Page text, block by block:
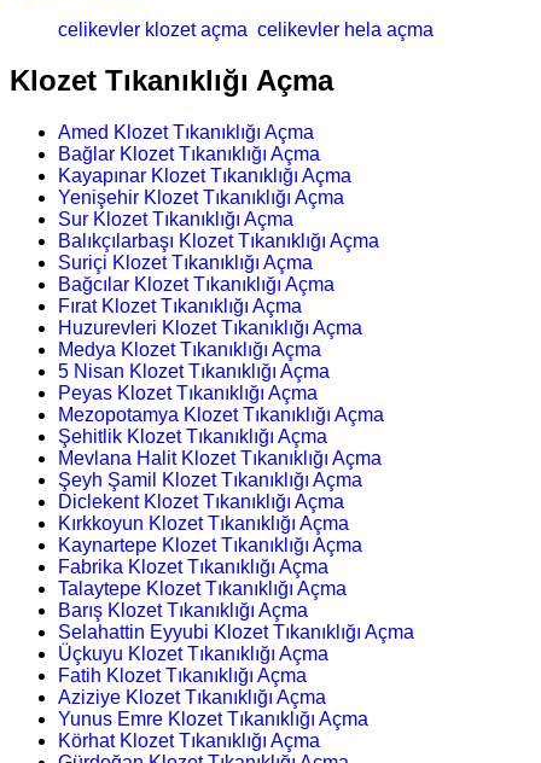
celikevler klozet açma celikevler hela açma
Klozet Tıkanıklığı Açma
Amed Klozet Tıkanıklığı Açma
Bağlar Klozet Tıkanıklığı Açma
Kayapınar Klozet Tıkanıklığı Açma
Yenişehir Klozet Tıkanıklığı Açma
Sur Klozet Tıkanıklığı Açma
Balıkçılarbaşı Klozet Tıkanıklığı Açma
Suriçi Klozet Tıkanıklığı Açma
Bağcılar Klozet Tıkanıklığı Açma
Fırat Klozet Tıkanıklığı Açma
Huzurevleri Klozet Tıkanıklığı Açma
Medya Klozet Tıkanıklığı Açma
5 Nisan Klozet Tıkanıklığı Açma
Peyas Klozet Tıkanıklığı Açma
Mezopotamya Klozet Tıkanıklığı Açma
Şehitlik Klozet Tıkanıklığı Açma
Mevlana Halit Klozet Tıkanıklığı Açma
Şeyh Şamil Klozet Tıkanıklığı Açma
Diclekent Klozet Tıkanıklığı Açma
Kırkkoyun Klozet Tıkanıklığı Açma
Kaynartepe Klozet Tıkanıklığı Açma
Fabrika Klozet Tıkanıklığı Açma
Talaytepe Klozet Tıkanıklığı Açma
Barış Klozet Tıkanıklığı Açma
Selahattin Eyyubi Klozet Tıkanıklığı Açma
Üçkuyu Klozet Tıkanıklığı Açma
Fatih Klozet Tıkanıklığı Açma
Aziziye Klozet Tıkanıklığı Açma
Yunus Emre Klozet Tıkanıklığı Açma
Körhat Klozet Tıkanıklığı Açma